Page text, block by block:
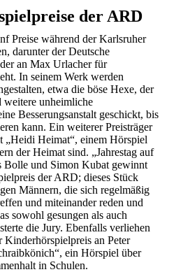
der ARD
Preise während der Karlsruher
darunter der Deutsche
an Max Urlacher für
In seinem Werk werden
etwa die böse Hexe, der
weitere unheimliche
Besserungsanstalt geschickt, bis
kann. Ein weiterer Preisträger
„Heidi Heimat“, einem Hörspiel
der Heimat sind. „Jahrestag auf
Bolle und Simon Kubat gewinnt
der ARD; dieses Stück
Männern, die sich regelmäßig
und miteinander reden und
sowohl gesungen als auch
die Jury. Ebenfalls verliehen
an Peter
ein Hörspiel über
in Schulen.